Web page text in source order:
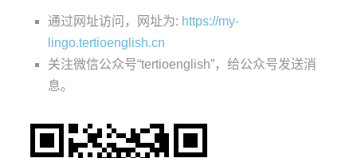
通过网址访问，网址为: https://my-
lingo.tertioenglish.cn
关注微信公众号“tertioenglish”，给公众号发送消
息。